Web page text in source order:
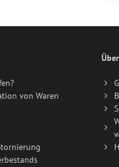
von Waren